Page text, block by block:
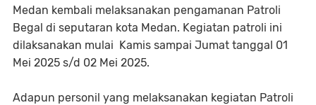
Medan kembali melaksanakan pengamanan Patroli
Begal di seputaran kota Medan. Kegiatan patroli ini
dilaksanakan mulai Kamis sampai Jumat tanggal 01
Mei 2025 s/d 02 Mei 2025.
Adapun personil yang melaksanakan kegiatan Patroli